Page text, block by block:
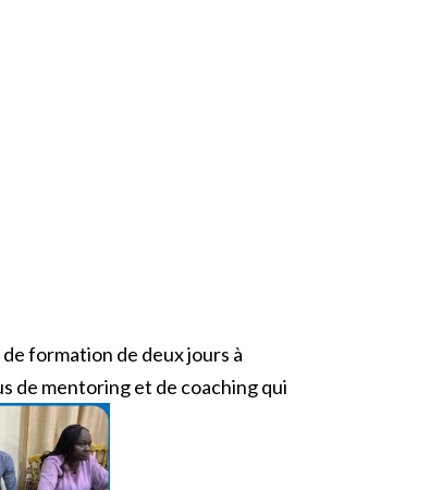
formation de deux jours à
de mentoring et de coaching qui